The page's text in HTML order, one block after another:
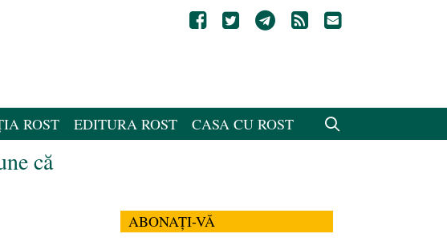
ROST EDITURA ROST CASA CU ROST
că
ABONAȚI-VĂ